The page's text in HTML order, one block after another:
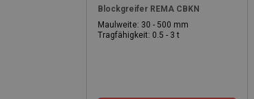
Blockgreifer REMA CBKN
Maulweite: 30 - 500 mm
Tragfähigkeit: 0.5 - 3 t